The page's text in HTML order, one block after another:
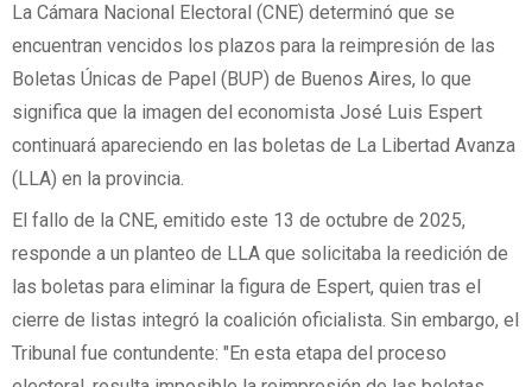
La Cámara Nacional Electoral (CNE) determinó que se
encuentran vencidos los plazos para la reimpresión de las
Boletas Únicas de Papel (BUP) de Buenos Aires, lo que
significa que la imagen del economista José Luis Espert
continuará apareciendo en las boletas de La Libertad Avanza
(LLA) en la provincia.
El fallo de la CNE, emitido este 13 de octubre de 2025,
responde a un planteo de LLA que solicitaba la reedición de
las boletas para eliminar la figura de Espert, quien tras el
cierre de listas integró la coalición oficialista. Sin embargo, el
Tribunal fue contundente: "En esta etapa del proceso